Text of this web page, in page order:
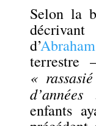
Selon la
d’Abraham
« rassasié
d’années
enfants